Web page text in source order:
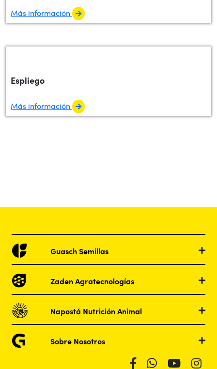
Más información
Espliego
Más información
Guasch Semillas
Zaden Agratecnologías
Napostá Nutrición Animal
Sobre Nosotros